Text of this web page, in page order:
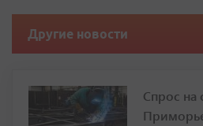
Другие новости
Спрос на